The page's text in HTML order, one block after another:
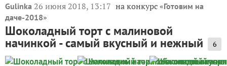
Gulinka 26 июня 2018, 13:17 на конкурс «Готовим на
даче-2018»
Шоколадный торт с малиновой
начинкой - самый вкусный и нежный 6